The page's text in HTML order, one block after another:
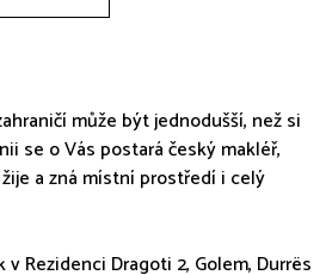
může být jednodušší, než si
se o Vás postará český makléř,
a zná místní prostředí i celý
Rezidenci Dragoti 2, Golem, Durrës